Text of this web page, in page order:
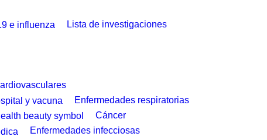
Lista de investigaciones
Enfermedades respiratorias
Cáncer
Enfermedades infecciosas